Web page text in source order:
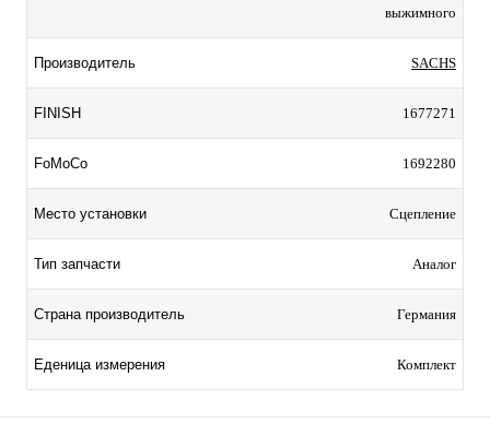
выжимного
Производитель SACHS
FINISH 1677271
FoMoCo 1692280
Место установки Сцепление
Тип запчасти Аналог
Страна производитель Германия
Еденица измерения Комплект